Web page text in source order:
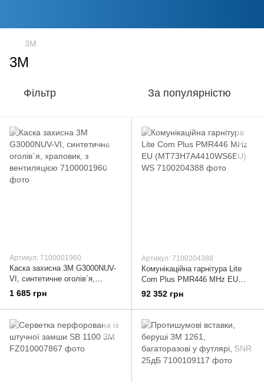
3M
3M
Фільтр За популярністю
Артикул: 7100001960
Каска захисна 3М G3000NUV-
VІ, синтетичне оголів`я,
храповик, з вентиляцією
1 685 грн
Артикул: 7100204388
Комунікаційна гарнітура Lite
Com Plus PMR446 MHz EU
(MT73H7A4410WS6EU) WS
92 352 грн